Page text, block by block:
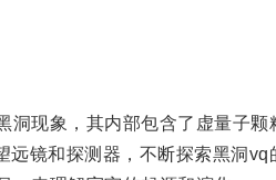
现象，其内部包含了虚量子颗
镜和探测器，不断探索黑洞vq